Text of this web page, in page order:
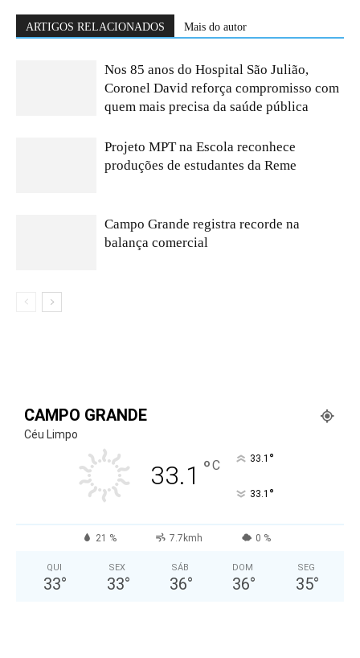
ARTIGOS RELACIONADOS Mais do autor
Nos 85 anos do Hospital São Julião,
Coronel David reforça compromisso com
quem mais precisa da saúde pública
Projeto MPT na Escola reconhece
produções de estudantes da Reme
Campo Grande registra recorde na
balança comercial
CAMPO GRANDE
Céu Limpo
33.1 °C 33.1 °
33.1 °
21 % 7.7kmh 0 %
QUI
33°
SEX
33°
SÁB
36°
DOM
36°
SEG
35°